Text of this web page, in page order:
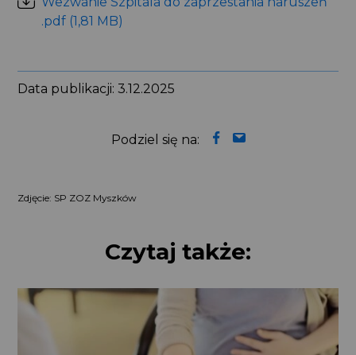
.pdf (1,81 MB)
Data publikacji: 3.12.2025
Podziel się na:
Zdjęcie: SP ZOZ Myszków
Czytaj także: